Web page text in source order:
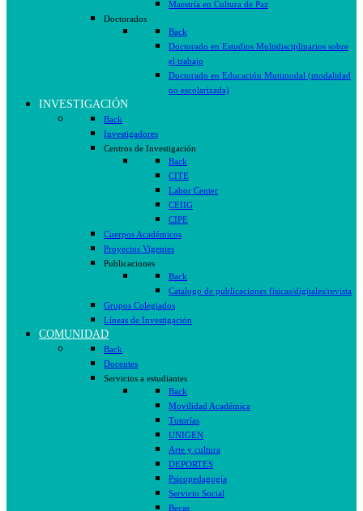
Maestría en Cultura de Paz
Doctorados
Back
Doctorado en Estudios Multidisciplinarios sobre
el trabajo
Doctorado en Educación Mutimodal (modalidad
no escolarizada)
INVESTIGACIÓN
Back
Investigadores
Centros de Investigación
Back
CITE
Labor Center
CEIIG
CIPE
Cuerpos Académicos
Proyectos Vigentes
Publicaciones
Back
Catalogo de publicaciones físicas/digitales/revista
Grupos Colegiados
Líneas de Investigación
COMUNIDAD
Back
Docentes
Servicios a estudiantes
Back
Movilidad Académica
Tutorías
UNIGEN
Arte y cultura
DEPORTES
Psicopedagogía
Servicio Social
Becas